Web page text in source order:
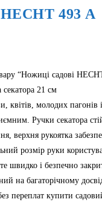
493 A
“Ножиці садові
21 см
квітів, молодих
Ручки секатора
верхня рукоятка
розмір руки
і безпечно
на багаторічному
переплат купити